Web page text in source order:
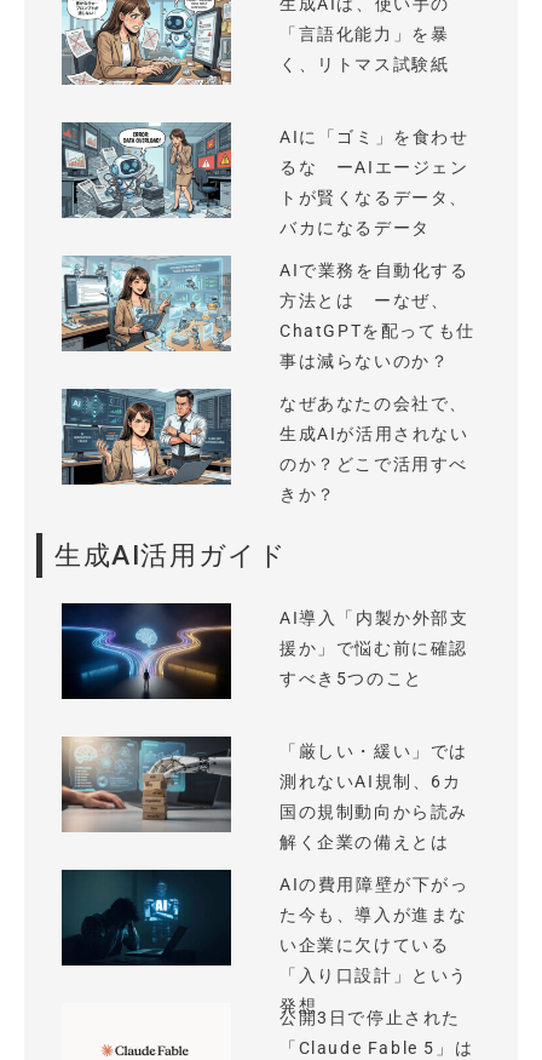
生成AIは、使い手の
「言語化能力」を暴
く、リトマス試験紙
AIに「ゴミ」を食わせ
るな ーAIエージェン
トが賢くなるデータ、
バカになるデータ
AIで業務を自動化する
方法とは ーなぜ、
ChatGPTを配っても仕
事は減らないのか？
なぜあなたの会社で、
生成AIが活用されない
のか？どこで活用すべ
きか？
生成AI活用ガイド
AI導入「内製か外部支
援か」で悩む前に確認
すべき5つのこと
「厳しい・緩い」では
測れないAI規制、6カ
国の規制動向から読み
解く企業の備えとは
AIの費用障壁が下がっ
た今も、導入が進まな
い企業に欠けている
「入り口設計」という
発想
公開3日で停止された
「Claude Fable 5」は